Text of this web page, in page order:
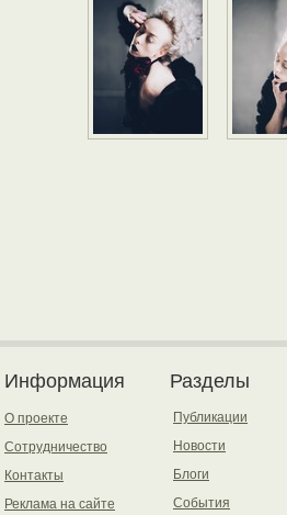
Информация
О проекте
Сотрудничество
Контакты
Реклама на сайте
Разделы
Публикации
Новости
Блоги
События